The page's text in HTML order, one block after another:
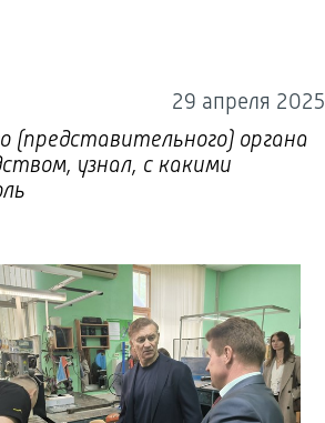
29 апреля 2025
органа
узнал, с какими